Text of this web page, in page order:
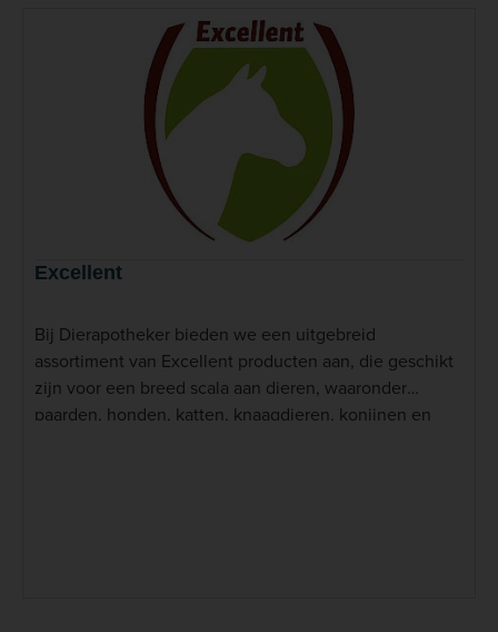
Excellent
Bij Dierapotheker bieden we een uitgebreid
assortiment van Excellent producten aan, die geschikt
zijn voor een breed scala aan dieren, waaronder
paarden, honden, katten, knaagdieren, konijnen en